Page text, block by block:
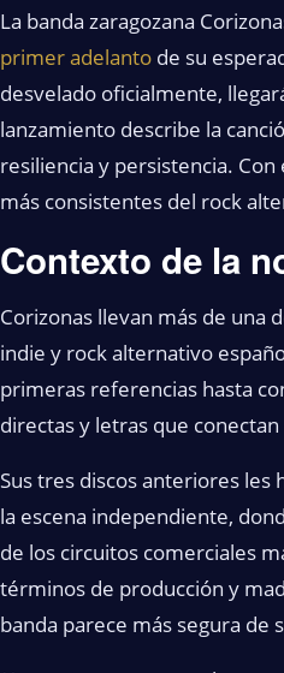
La banda zaragozana
primer adelanto de su
desvelado oficialmente,
lanzamiento describe la
resiliencia y persistencia.
más consistentes del rock
Contexto de la
Corizonas llevan más de una
indie y rock alternativo
primeras referencias hasta
directas y letras que
Sus tres discos anteriores les
la escena independiente,
de los circuitos comerciales
términos de producción y
banda parece más segura de